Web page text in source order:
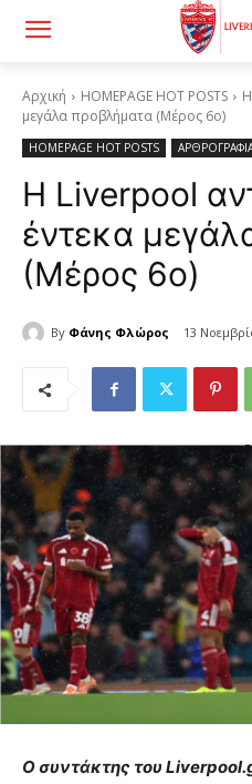
Αρχική HOMEPAGE HOT POSTS
μεγάλα προβλήματα (Μέρος 6ο)
HOMEPAGE HOT POSTS
Η Liverpool
έντεκα
(Μέρος 6ο)
By Φάνης Φλώρος 13
Ο συντάκτης του